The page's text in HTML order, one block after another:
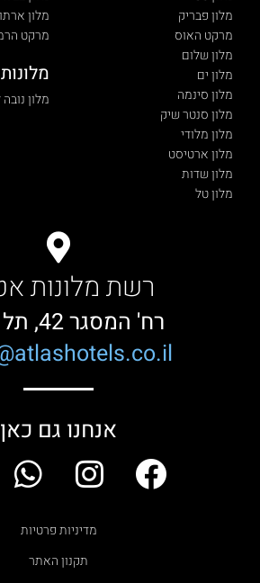
מלון פבריק
מרקט האוס
מלון שלום
מלון ים
מלון סינמה
מלון סנטר שיק
מלון מלודי
מלון ארטיסט
מלון שדות
מלון טל
מלון
מרקט
מלון נובה
רשת מלונות
רח' המסגר 42, תל אביב
אנחנו גם כאן
F
a
I
n
s
t
W
h
a
t
מדיניות פרטיות
תקנון האתר